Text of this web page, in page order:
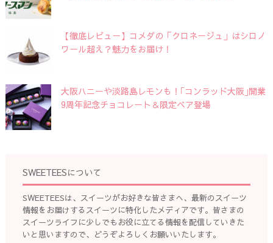
【徹底レビュー】コメダの「クロネージュ」はシロノ
ワール超え？魅力をお届け！
大阪ハニーや淡路島レモンも！｢コンラッド大阪｣開業
9周年記念チョコレート＆限定ベア登場
SWEETEESについて
SWEETEESは、スイーツがお好きな皆さまへ、最新のスイーツ
情報をお届けするスイーツに特化したメディアです。皆さまの
スイーツライフに少しでもお役に立てる情報を配信していきた
いと思いますので、どうぞよろしくお願いいたします。